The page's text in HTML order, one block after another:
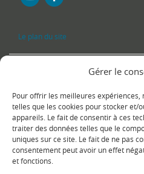
Gérer le
Pour offrir les meilleures expériences,
telles que les cookies pour stocker et/
appareils. Le fait de consentir à ces
traiter des données telles que le
uniques sur ce site. Le fait de ne pas
consentement peut avoir un effet
et fonctions.
Le plan du site
Copyright ⒸLe Fontanil-Cornillon
confidentialité- Réalisation :